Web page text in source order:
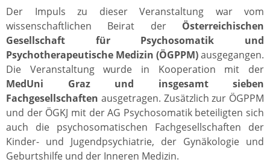
Der Impuls zu dieser Veranstaltung war vom
wissenschaftlichen Beirat der Österreichischen
Gesellschaft für Psychosomatik und
Psychotherapeutische Medizin (ÖGPPM)ausgegangen.
Die Veranstaltung wurde in Kooperation mit der
MedUni Graz und insgesamt sieben
Fachgesellschaften ausgetragen. Zusätzlich zur ÖGPPM
und der ÖGKJ mit der AG Psychosomatik beteiligten sich
auch die psychosomatischen Fachgesellschaften der
Kinder- und Jugendpsychiatrie, der Gynäkologie und
Geburtshilfe und der Inneren Medizin.